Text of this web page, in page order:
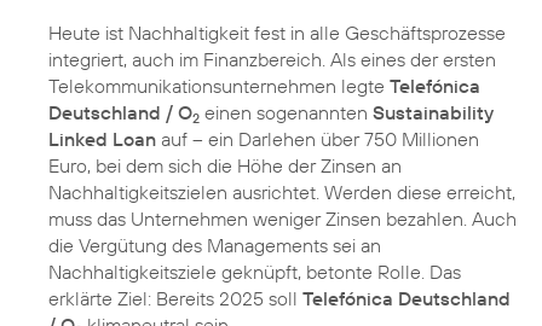
Heute ist Nachhaltigkeit fest in alle Geschäftsprozesse
integriert, auch im Finanzbereich. Als eines der ersten
Telekommunikationsunternehmen legte Telefónica
Deutschland / O2 einen sogenannten Sustainability
Linked Loan auf – ein Darlehen über 750 Millionen
Euro, bei dem sich die Höhe der Zinsen an
Nachhaltigkeitszielen ausrichtet. Werden diese erreicht,
muss das Unternehmen weniger Zinsen bezahlen. Auch
die Vergütung des Managements sei an
Nachhaltigkeitsziele geknüpft, betonte Rolle. Das
erklärte Ziel: Bereits 2025 soll Telefónica Deutschland